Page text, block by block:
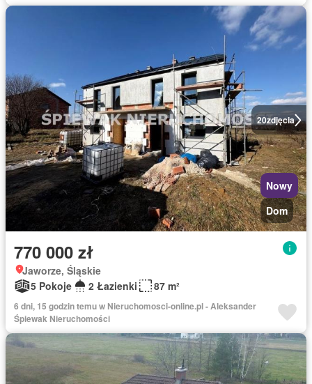
20zdjęcia
Nowy
Dom
770 000 zł
Jaworze, Śląskie
5 Pokoje
2 Łazienki 87 m²
6 dni, 15 godzin temu w Nieruchomosci-online.pl - Aleksander
Śpiewak Nieruchomości